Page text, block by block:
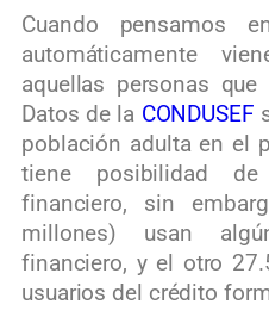
Cuando pensamos
automáticamente
aquellas personas
Datos de la CONDUSEF
población adulta en el
tiene posibilidad
financiero, sin
millones) usan
financiero, y el otro
usuarios del crédito